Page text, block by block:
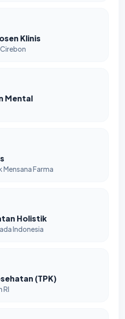
Klinis
Mental
Mensana Farma
Holistik
Indonesia
(TPK)
RI